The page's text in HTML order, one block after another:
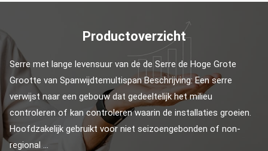
Productoverzicht
Serre met lange levensuur van de de Serre de Hoge Grote
Grootte van Spanwijdtemultispan Beschrijving: Een serre
verwijst naar een gebouw dat gedeeltelijk het milieu
controleren of kan controleren waarin de installaties groeien.
Hoofdzakelijk gebruikt voor niet seizoengebonden of non-
regional ...